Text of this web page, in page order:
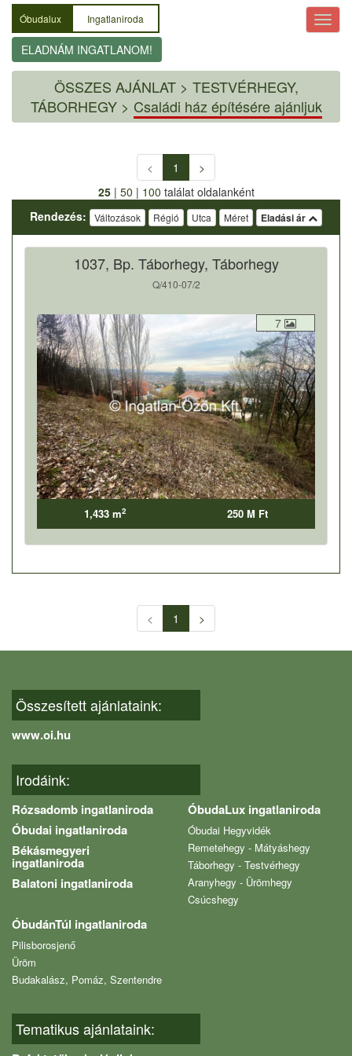
Óbudalux Ingatlaniroda
ELADNÁM INGATLANOM!
ÖSSZES AJÁNLAT> TESTVÉRHEGY,
TÁBORHEGY > Családi ház építésére ajánljuk
< 1
>
25| 50 | 100 találat oldalanként
Rendezés:
Változások Régió Utca Méret Eladási ár
1037, Bp. Táborhegy, Táborhegy
Q/410-07/2
7
1,433 m2 250 M Ft
< 1 >
Összesített ajánlataink:
www.oi.hu
Irodáink:
Rózsadomb ingatlaniroda
Óbudai ingatlaniroda
Békásmegyeri
ingatlaniroda
Balatoni ingatlaniroda
ÓbudaLux ingatlaniroda
Óbudai Hegyvidék
Remetehegy - Mátyáshegy
Táborhegy - Testvérhegy
Aranyhegy - Ürömhegy
Csúcshegy
ÓbudánTúl ingatlaniroda
Pilisborosjenő
Üröm
Budakalász, Pomáz, Szentendre
Tematikus ajánlataink: